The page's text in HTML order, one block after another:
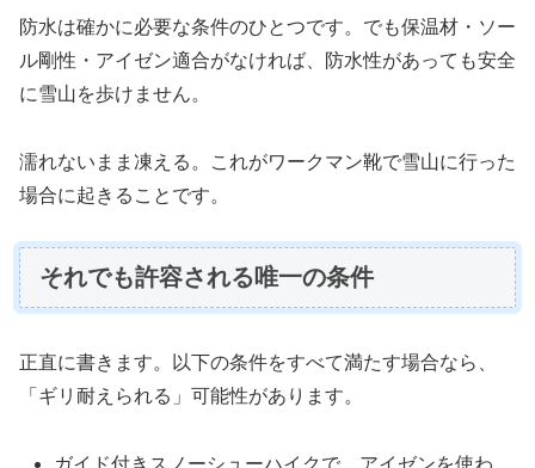
防水は確かに必要な条件のひとつです。でも保温材・ソー
ル剛性・アイゼン適合がなければ、防水性があっても安全
に雪山を歩けません。
濡れないまま凍える。これがワークマン靴で雪山に行った
場合に起きることです。
それでも許容される唯一の条件
正直に書きます。以下の条件をすべて満たす場合なら、
「ギリ耐えられる」可能性があります。
ガイド付きスノーシューハイクで、アイゼンを使わ